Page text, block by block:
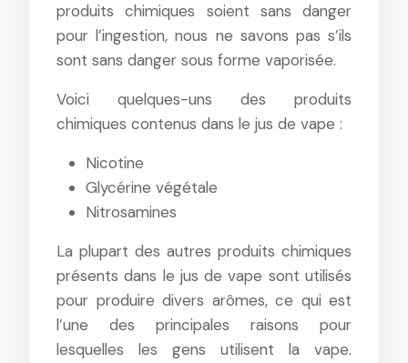
produits chimiques soient sans danger
pour l’ingestion, nous ne savons pas s’ils
sont sans danger sous forme vaporisée.
Voici quelques-uns des produits
chimiques contenus dans le jus de vape :
Nicotine
Glycérine végétale
Nitrosamines
La plupart des autres produits chimiques
présents dans le jus de vape sont utilisés
pour produire divers arômes, ce qui est
l’une des principales raisons pour
lesquelles les gens utilisent la vape.